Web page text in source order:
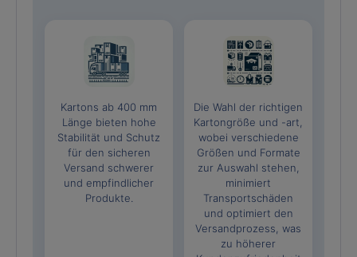
Kartons ab 400 mm
Länge bieten hohe
Stabilität und Schutz
für den sicheren
Versand schwerer
und empfindlicher
Produkte.
Die Wahl der richtigen
Kartongröße und -art,
wobei verschiedene
Größen und Formate
zur Auswahl stehen,
minimiert
Transportschäden
und optimiert den
Versandprozess, was
zu höherer